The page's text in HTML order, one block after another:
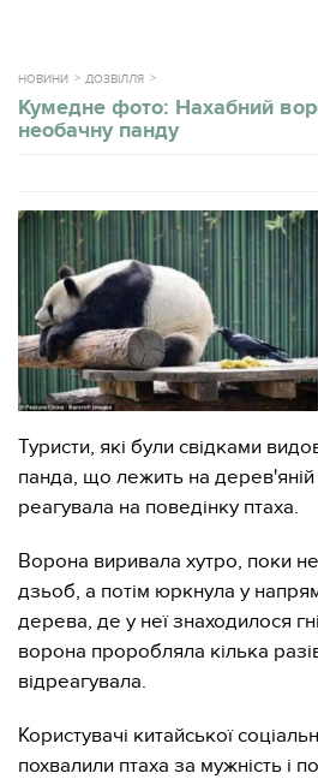
НОВИНИ ДОЗВІЛЛЯ
Кумедне фото: Нахабний
необачну панду
Туристи, які були свідками
панда, що лежить на
реагувала на поведінку птаха.
Ворона виривала хутро, поки
дзьоб, а потім юркнула у
дерева, де у неї знаходилося
ворона проробляла кілька
відреагувала.
Користувачі китайської
похвалили птаха за мужність і